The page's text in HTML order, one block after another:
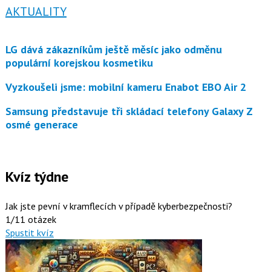
AKTUALITY
LG dává zákazníkům ještě měsíc jako odměnu
populární korejskou kosmetiku
Vyzkoušeli jsme: mobilní kameru Enabot EBO Air 2
Samsung představuje tři skládací telefony Galaxy Z
osmé generace
Kvíz týdne
Jak jste pevní v kramflecích v případě kyberbezpečnosti?
1/11 otázek
Spustit kvíz